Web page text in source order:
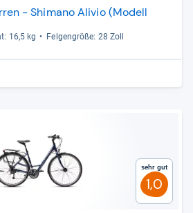
- Shimano Alivio (Modell
16,5 kg
Fel­gen­größe: 28 Zoll
Sehr gut
1,0